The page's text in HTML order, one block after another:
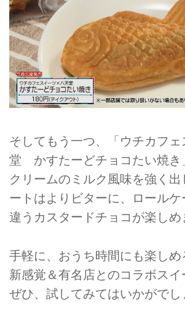
そしてもう一つ、「ウチカフ
堂 かすたーどチョコたい焼き
クリームのミルク風味を強く出
ートはよりビターに、ロールケ
違うカスタードチョコが楽しめ
手軽に、おうち時間にも楽しめ
新感覚＆有名店とのコラボスイ
ぜひ、試してみてはいかがでし